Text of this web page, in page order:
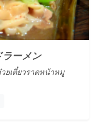
ーメン
วยเตี๋ยวราดหน้าหมู